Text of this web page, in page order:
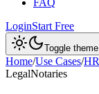
FAQ
LoginStart Free
Toggle theme
Home/Use Cases/HR
LegalNotaries